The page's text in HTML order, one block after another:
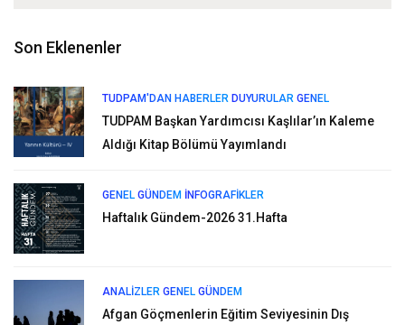
Son Eklenenler
TUDPAM'DAN HABERLER DUYURULAR GENEL
TUDPAM Başkan Yardımcısı Kaşlılar’ın Kaleme
Aldığı Kitap Bölümü Yayımlandı
GENEL GÜNDEM İNFOGRAFIKLER
Haftalık Gündem-2026 31.Hafta
ANALIZLER GENEL GÜNDEM
Afgan Göçmenlerin Eğitim Seviyesinin Dış